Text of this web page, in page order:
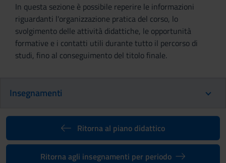
In questa sezione è possibile reperire le informazioni
riguardanti l'organizzazione pratica del corso, lo
svolgimento delle attività didattiche, le opportunità
formative e i contatti utili durante tutto il percorso di
studi, fino al conseguimento del titolo finale.
Insegnamenti
Ritorna al piano didattico
Ritorna agli insegnamenti per periodo